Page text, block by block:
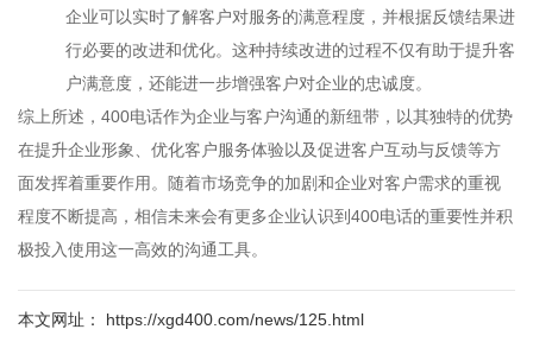
企业可以实时了解客户对服务的满意程度，并根据反馈结果进
行必要的改进和优化。这种持续改进的过程不仅有助于提升客
户满意度，还能进一步增强客户对企业的忠诚度。
综上所述，400电话作为企业与客户沟通的新纽带，以其独特的优势
在提升企业形象、优化客户服务体验以及促进客户互动与反馈等方
面发挥着重要作用。随着市场竞争的加剧和企业对客户需求的重视
程度不断提高，相信未来会有更多企业认识到400电话的重要性并积
极投入使用这一高效的沟通工具。
本文网址： https://xgd400.com/news/125.html